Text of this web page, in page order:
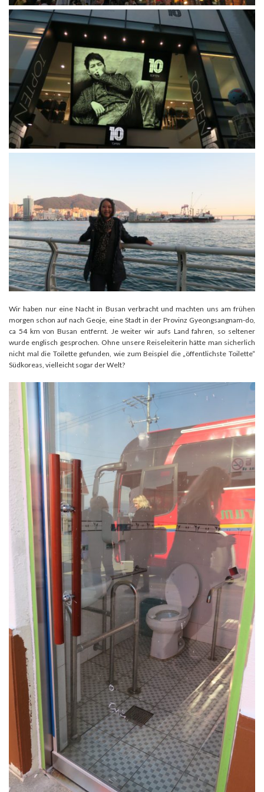
Wir haben nur eine Nacht in Busan verbracht und machten uns am frühen
morgen schon auf nach Geoje, eine Stadt in der Provinz Gyeongsangnam-do,
ca 54 km von Busan entfernt. Je weiter wir aufs Land fahren, so seltener
wurde englisch gesprochen. Ohne unsere Reiseleiterin hätte man sicherlich
nicht mal die Toilette gefunden, wie zum Beispiel die „öffentlichste Toilette“
Südkoreas, vielleicht sogar der Welt?